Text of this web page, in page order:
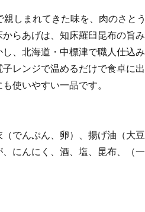
しまれてきた味を、肉のさと
らあげは、知床羅臼昆布の旨
、北海道・中標津で職人仕込
レンジで温めるだけで食卓に
使いやすい一品です。
（でんぷん、卵）、揚げ油（大
にんにく、酒、塩、昆布、（